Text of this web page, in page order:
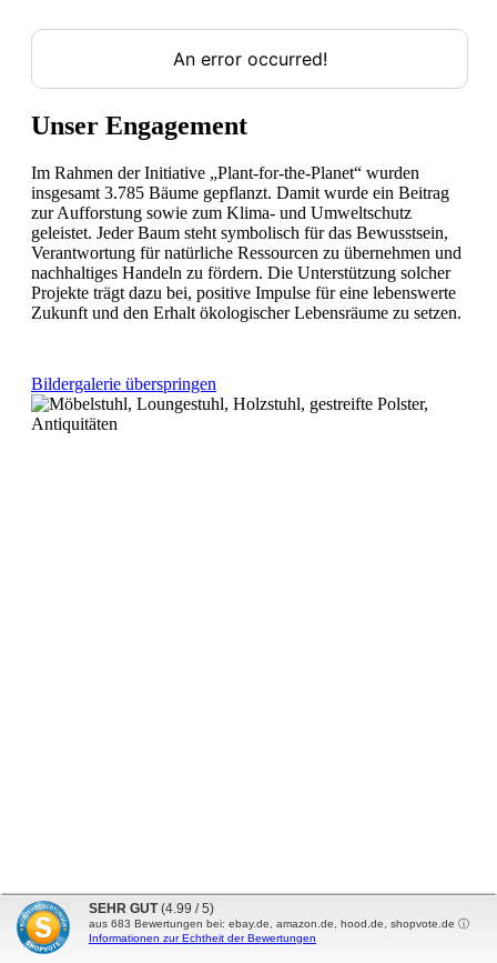
Unser Engagement
Im Rahmen der Initiative „Plant-for-the-Planet“ wurden
insgesamt 3.785 Bäume gepflanzt. Damit wurde ein Beitrag
zur Aufforstung sowie zum Klima- und Umweltschutz
geleistet. Jeder Baum steht symbolisch für das Bewusstsein,
Verantwortung für natürliche Ressourcen zu übernehmen und
nachhaltiges Handeln zu fördern. Die Unterstützung solcher
Projekte trägt dazu bei, positive Impulse für eine lebenswerte
Zukunft und den Erhalt ökologischer Lebensräume zu setzen.
Bildergalerie überspringen
SEHR GUT (4.99 / 5)
aus 683 Bewertungen bei: ebay.de, amazon.de, hood.de, shopvote.de ⓘ
Informationen zur Echtheit der Bewertungen